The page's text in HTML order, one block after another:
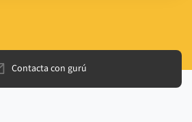
Contacta con gurú